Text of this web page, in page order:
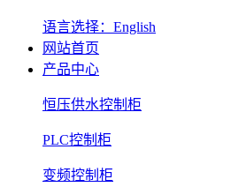
语言选择：English
网站首页
产品中心
恒压供水控制柜
PLC控制柜
变频控制柜